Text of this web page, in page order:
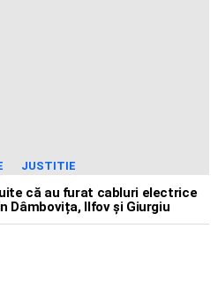
JUSTITIE
că au furat cabluri electrice
Dâmbovița, Ilfov și Giurgiu